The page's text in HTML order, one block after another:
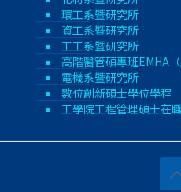
環工系暨研究所
資工系暨研究所
工工系暨研究所
高階醫管碩專班EMHA（
電機系暨研究所
數位創新碩士學位學程
工學院工程管理碩士在